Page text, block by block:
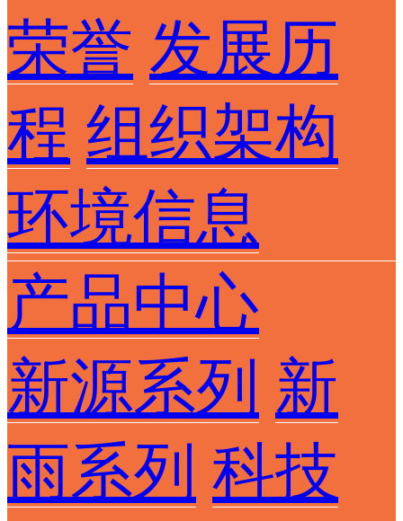
荣誉 发展历
程 组织架构
环境信息
产品中心
新源系列 新
雨系列 科技